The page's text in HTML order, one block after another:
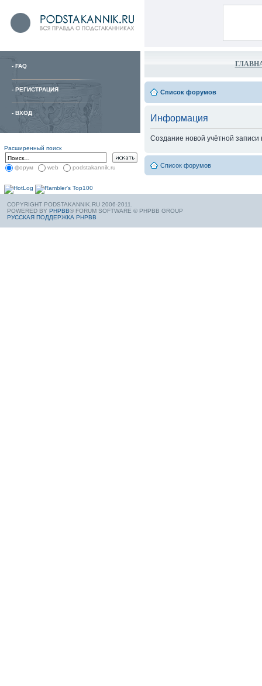
- FAQ
- РЕГИСТРАЦИЯ
- ВХОД
Расширенный поиск
форум web podstakannik.ru
Список форумов
Информация
Создание новой учётной
Список форумов
COPYRIGHT PODSTAKANNIK.RU 2006-2011.
POWERED BY PHPBB® FORUM SOFTWARE © PHPBB GROUP
РУССКАЯ ПОДДЕРЖКА PHPBB